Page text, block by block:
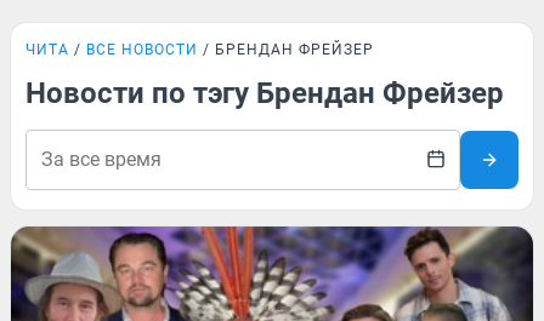
ЧИТА ВСЕ НОВОСТИ БРЕНДАН ФРЕЙЗЕР
Новости по тэгу Брендан Фрейзер